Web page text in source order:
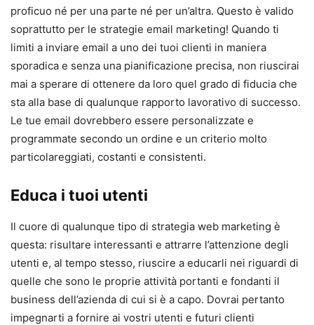
proficuo né per una parte né per un’altra. Questo è valido
soprattutto per le strategie email marketing! Quando ti
limiti a inviare email a uno dei tuoi clienti in maniera
sporadica e senza una pianificazione precisa, non riuscirai
mai a sperare di ottenere da loro quel grado di fiducia che
sta alla base di qualunque rapporto lavorativo di successo.
Le tue email dovrebbero essere personalizzate e
programmate secondo un ordine e un criterio molto
particolareggiati, costanti e consistenti.
Educa i tuoi utenti
Il cuore di qualunque tipo di strategia web marketing è
questa: risultare interessanti e attrarre l’attenzione degli
utenti e, al tempo stesso, riuscire a educarli nei riguardi di
quelle che sono le proprie attività portanti e fondanti il
business dell’azienda di cui si è a capo. Dovrai pertanto
impegnarti a fornire ai vostri utenti e futuri clienti